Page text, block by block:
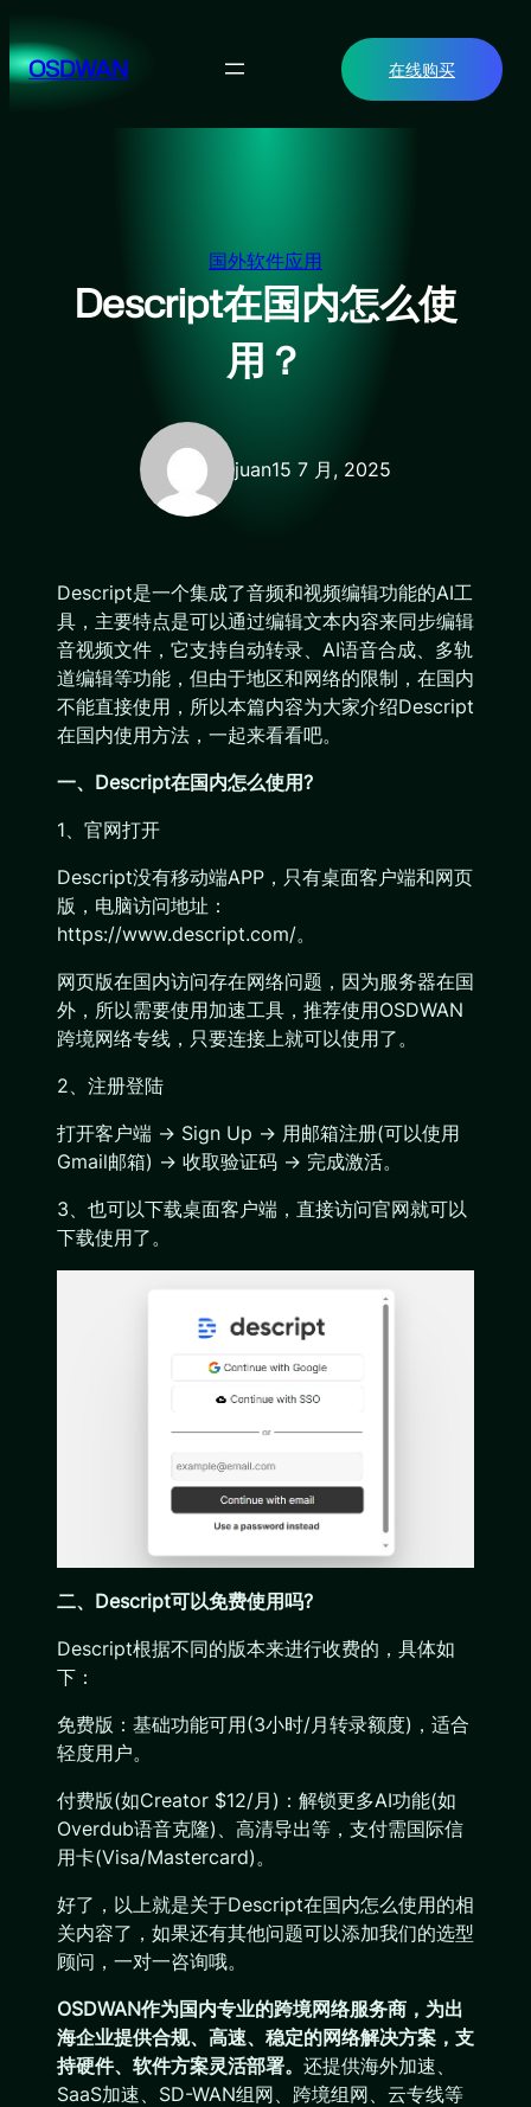
至
内OSDWAN 在线购买
国外软件应用
Descript在国内怎么使
用？
juan15 7 月, 2025
Descript是一个集成了音频和视频编辑功能的AI工
具，主要特点是可以通过编辑文本内容来同步编辑
音视频文件，它支持自动转录、AI语音合成、多轨
道编辑等功能，但由于地区和网络的限制，在国内
不能直接使用，所以本篇内容为大家介绍Descript
在国内使用方法，一起来看看吧。
一、Descript在国内怎么使用?
1、官网打开
Descript没有移动端APP，只有桌面客户端和网页
版，电脑访问地址：
https://www.descript.com/。
网页版在国内访问存在网络问题，因为服务器在国
外，所以需要使用加速工具，推荐使用OSDWAN
跨境网络专线，只要连接上就可以使用了。
2、注册登陆
打开客户端 → Sign Up → 用邮箱注册(可以使用
Gmail邮箱) → 收取验证码 → 完成激活。
3、也可以下载桌面客户端，直接访问官网就可以
下载使用了。
二、Descript可以免费使用吗?
Descript根据不同的版本来进行收费的，具体如
下：
免费版：基础功能可用(3小时/月转录额度)，适合
轻度用户。
付费版(如Creator $12/月)：解锁更多AI功能(如
Overdub语音克隆)、高清导出等，支付需国际信
用卡(Visa/Mastercard)。
好了，以上就是关于Descript在国内怎么使用的相
关内容了，如果还有其他问题可以添加我们的选型
顾问，一对一咨询哦。
OSDWAN作为国内专业的跨境网络服务商，为出
海企业提供合规、高速、稳定的网络解决方案，支
持硬件、软件方案灵活部署。 还提供海外加速、
SaaS加速、SD-WAN组网、跨境组网、云专线等